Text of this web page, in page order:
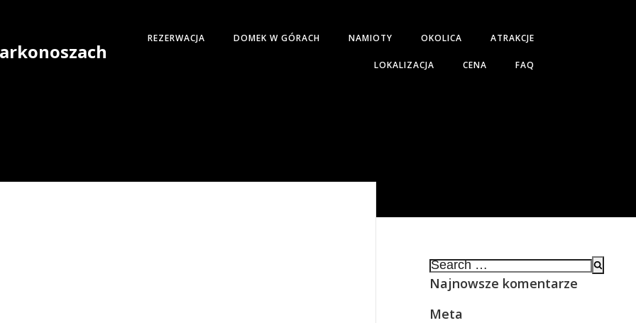
REZERWACJA DOMEK W GÓRACH NAMIOTY OKOLICA ATRAKCJE
LOKALIZACJA CENA FAQ
Search
for:
Najnowsze komentarze
Meta